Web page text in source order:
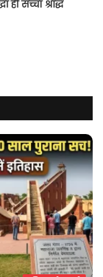
ही सच्चा श्राद्ध